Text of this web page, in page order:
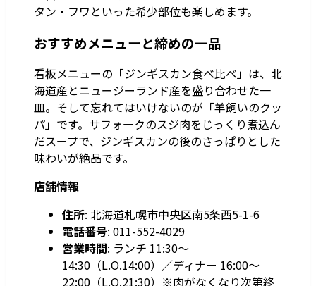
タン・フワといった希少部位も楽しめます。
おすすめメニューと締めの一品
看板メニューの「ジンギスカン食べ比べ」は、北
海道産とニュージーランド産を盛り合わせた一
皿。そして忘れてはいけないのが「羊飼いのクッ
パ」です。サフォークのスジ肉をじっくり煮込ん
だスープで、ジンギスカンの後のさっぱりとした
味わいが絶品です。
店舗情報
住所: 北海道札幌市中央区南5条西5-1-6
電話番号: 011-552-4029
営業時間: ランチ 11:30～
14:30（L.O.14:00）／ディナー 16:00～
22:00（L.O.21:30）※肉がなくなり次第終